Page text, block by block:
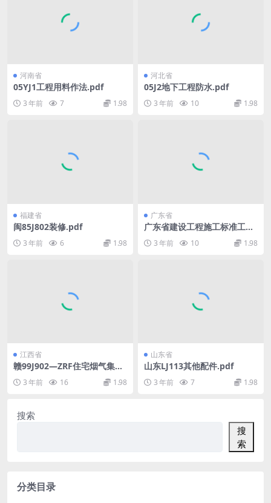
河南省
05YJ1工程用料作法.pdf
3 年前 7 1.98
河北省
05J2地下工程防水.pdf
3 年前 10 1.98
福建省
闽85J802装修.pdf
3 年前 6 1.98
广东省
广东省建设工程施工标准工期
3 年前 10 1.98
江西省
赣99J902—ZRF住宅烟气集中
3 年前 16 1.98
山东省
山东LJ113其他配件.pdf
3 年前 7 1.98
搜索
搜
索
分类目录